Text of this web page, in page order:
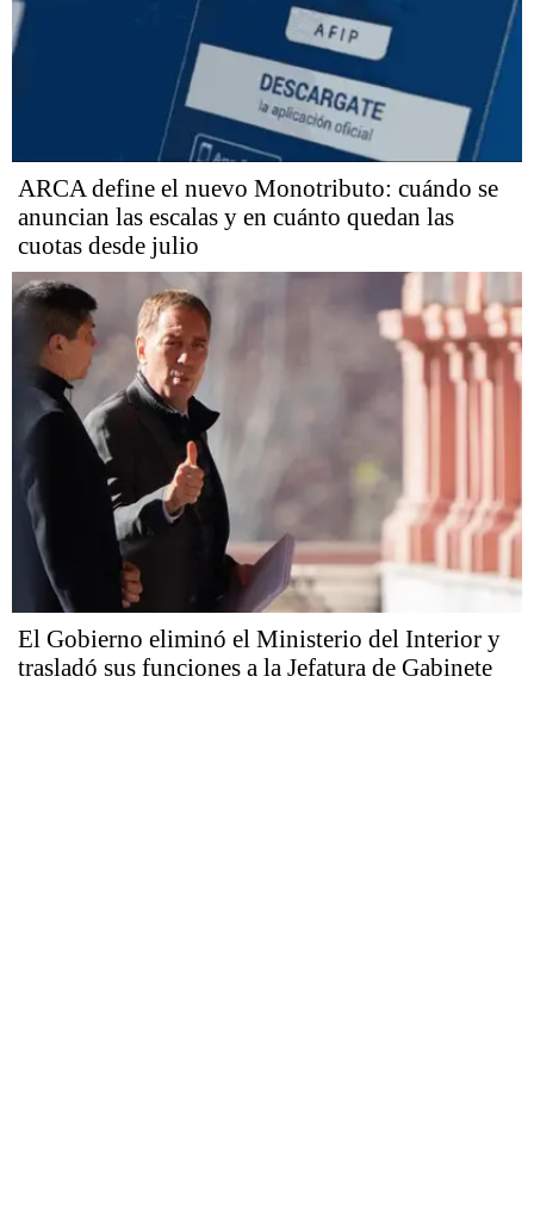
ARCA define el nuevo Monotributo: cuándo se
anuncian las escalas y en cuánto quedan las
cuotas desde julio
El Gobierno eliminó el Ministerio del Interior y
trasladó sus funciones a la Jefatura de Gabinete